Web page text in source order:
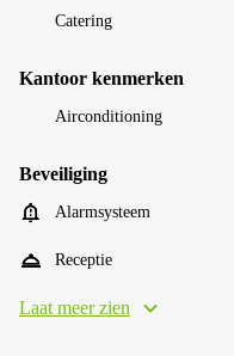
Catering
Kantoor kenmerken
Airconditioning
Beveiliging
Alarmsysteem
Receptie
Laat meer zien